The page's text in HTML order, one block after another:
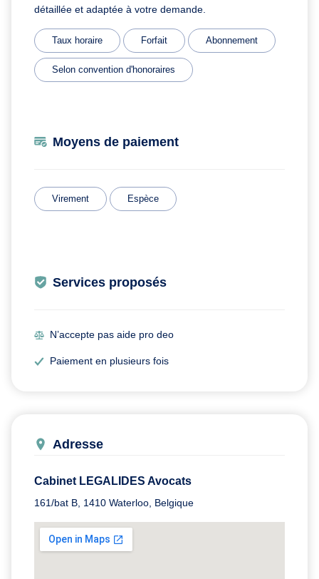
détaillée et adaptée à votre demande.
Taux horaire Forfait Abonnement
Selon convention d'honoraires
Moyens de paiement
Virement Espèce
Services proposés
N’accepte pas aide pro deo
Paiement en plusieurs fois
Adresse
Cabinet LEGALIDES Avocats
161/bat B, 1410 Waterloo, Belgique